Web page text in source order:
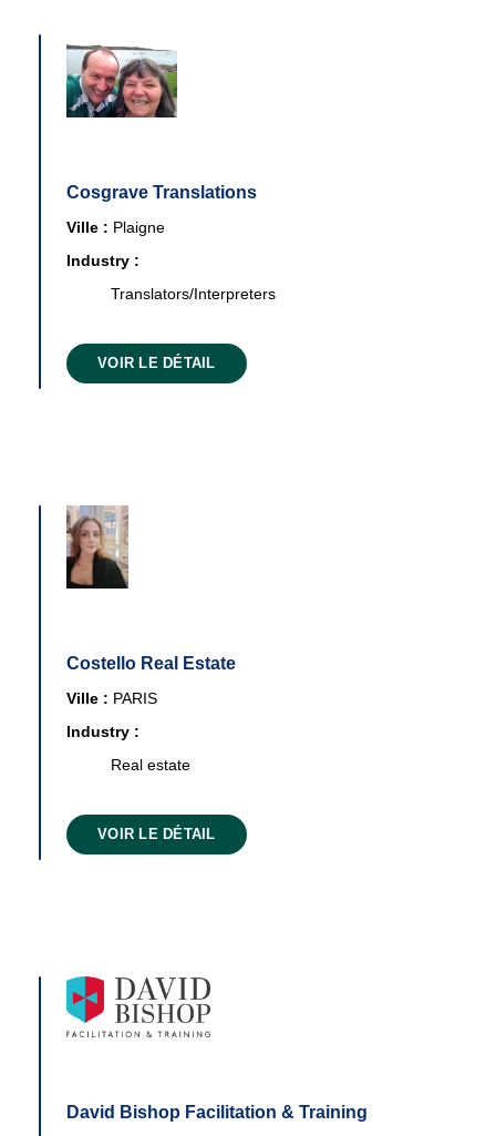
Cosgrave Translations
Ville : Plaigne
Industry :
Translators/Interpreters
VOIR LE DÉTAIL
Costello Real Estate
Ville : PARIS
Industry :
Real estate
VOIR LE DÉTAIL
David Bishop Facilitation & Training